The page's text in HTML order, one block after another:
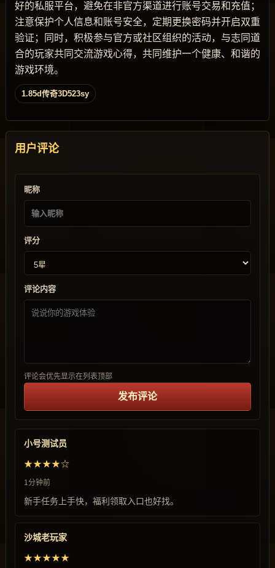
好的私服平台，避免在非官方渠道进行账号交易和充值；
注意保护个人信息和账号安全，定期更换密码并开启双重
验证；同时，积极参与官方或社区组织的活动，与志同道
合的玩家共同交流游戏心得，共同维护一个健康、和谐的
游戏环境。
1.85d传奇3D523sy
用户评论
昵称
评分
评论内容
评论会优先显示在列表顶部
发布评论
小号测试员
★★★★☆
1分钟前
新手任务上手快，福利领取入口也好找。
沙城老玩家
★★★★★